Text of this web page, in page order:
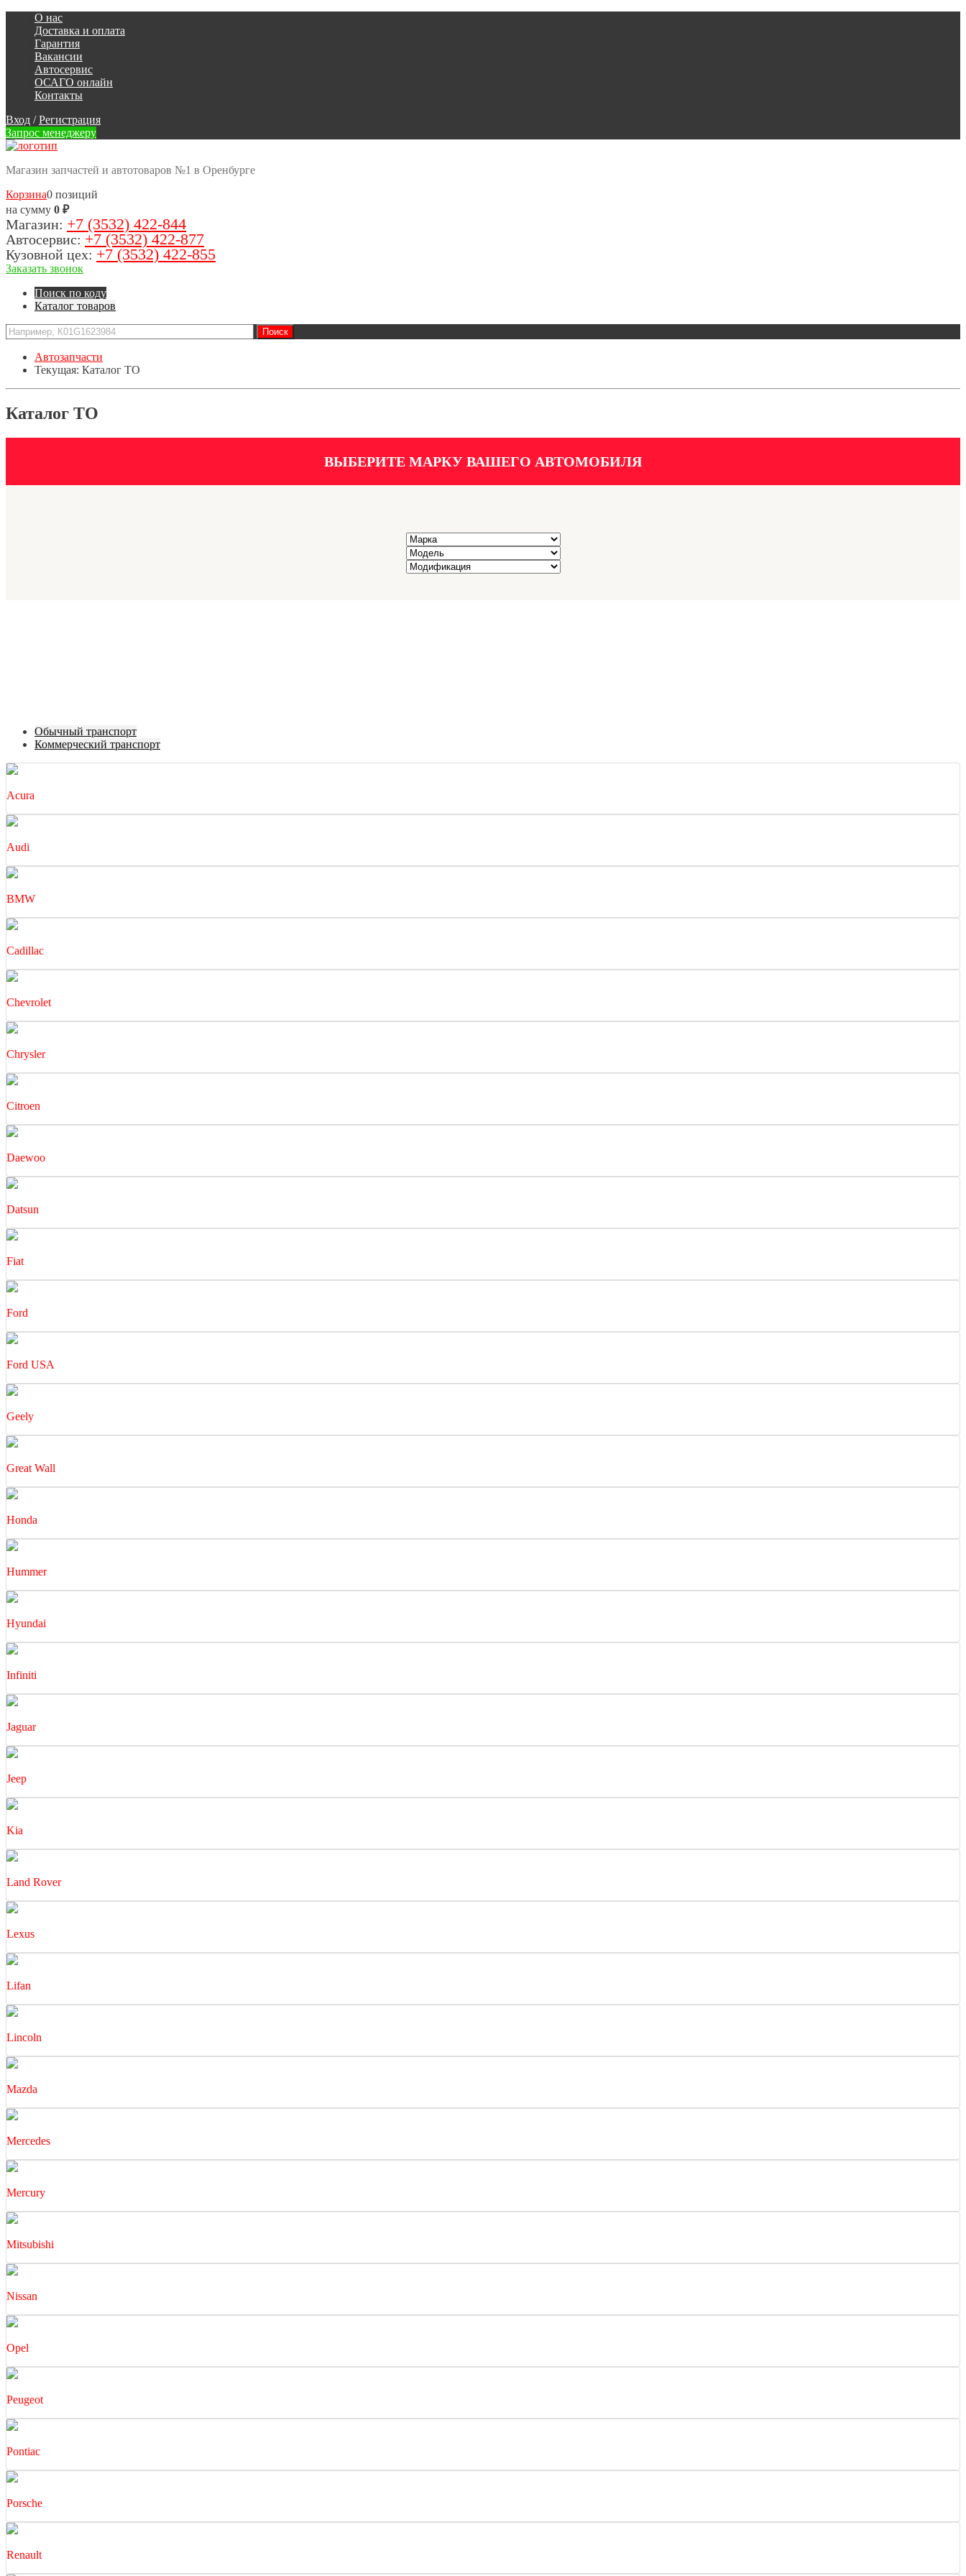
О нас
Доставка и оплата
Гарантия
Вакансии
Автосервис
ОСАГО онлайн
Контакты
Вход / Регистрация
Запрос менеджеру
Магазин запчастей и автотоваров №1 в Оренбурге
Корзина0 позиций
на сумму 0 ₽
Магазин: +7 (3532) 422-844
Автосервис: +7 (3532) 422-877
Кузовной цех: +7 (3532) 422-855
Заказать звонок
Поиск по коду
Каталог товаров
Автозапчасти
Текущая: Каталог ТО
Каталог ТО
ВЫБЕРИТЕ МАРКУ ВАШЕГО АВТОМОБИЛЯ
Обычный транспорт
Коммерческий транспорт
Acura
Audi
BMW
Cadillac
Chevrolet
Chrysler
Citroen
Daewoo
Datsun
Fiat
Ford
Ford USA
Geely
Great Wall
Honda
Hummer
Hyundai
Infiniti
Jaguar
Jeep
Kia
Land Rover
Lexus
Lifan
Lincoln
Mazda
Mercedes
Mercury
Mitsubishi
Nissan
Opel
Peugeot
Pontiac
Porsche
Renault